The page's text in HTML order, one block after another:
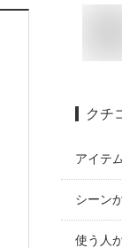
クチ
アイテム
シーン
使う人